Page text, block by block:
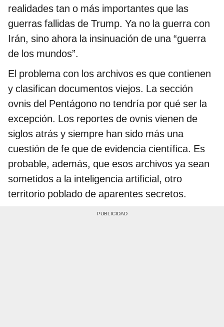
realidades tan o más importantes que las
guerras fallidas de Trump. Ya no la guerra con
Irán, sino ahora la insinuación de una “guerra
de los mundos”.
El problema con los archivos es que contienen
y clasifican documentos viejos. La sección
ovnis del Pentágono no tendría por qué ser la
excepción. Los reportes de ovnis vienen de
siglos atrás y siempre han sido más una
cuestión de fe que de evidencia científica. Es
probable, además, que esos archivos ya sean
sometidos a la inteligencia artificial, otro
territorio poblado de aparentes secretos.